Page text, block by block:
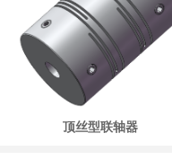
顶丝型联轴器